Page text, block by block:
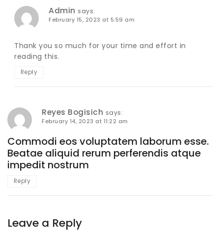
Admin says:
February 15, 2023 at 5:59 am
Thank you so much for your time and effort in
reading this.
Reply
Reyes Bogisich says:
February 14, 2023 at 11:22 am
Commodi eos voluptatem laborum esse.
Beatae aliquid rerum perferendis atque
impedit nostrum
Reply
Leave a Reply